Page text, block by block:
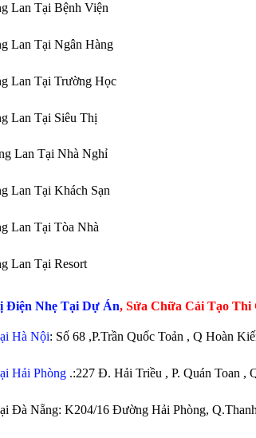
Lan Tại Bệnh Viện
Lan Tại Ngân Hàng
Lan Tại Trường Học
Lan Tại Siêu Thị
Lan Tại Nhà Nghỉ
Lan Tại Khách Sạn
Lan Tại Tòa Nhà
Lan Tại Resort
Điện Nhẹ Tại Dự Án, Sửa Chữa Cải Tạo Thi
Hà Nội: Số 68 ,P.Trần Quốc Toản , Q Hoàn
Hải Phòng .:227 Đ. Hải Triều , P. Quán Toan ,
Đà Nẵng: K204/16 Đường Hải Phòng,